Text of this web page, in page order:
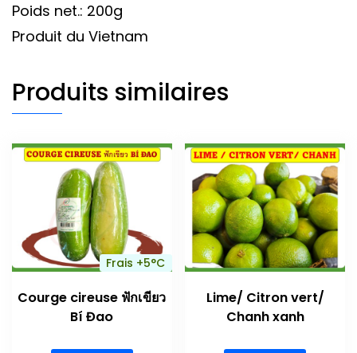
Poids net.: 200g
Produit du Vietnam
Produits similaires
Frais +5°C
Courge cireuse ฟักเขียว
Bí Đao
Lime/ Citron vert/
Chanh xanh